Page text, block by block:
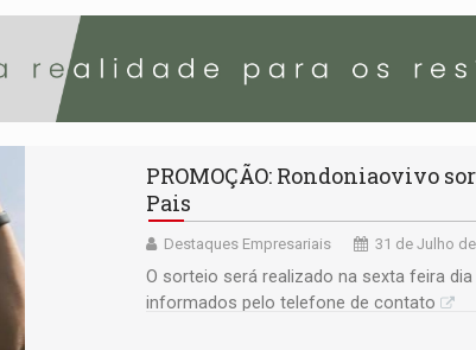
PROMOÇÃO: Rondoniaovivo
Pais
Destaques Empresariais 31 de Julho
O sorteio será realizado na sexta feira
informados pelo telefone de contato